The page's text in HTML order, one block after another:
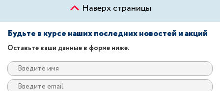
Наверх страницы
Будьте в курсе наших последних новостей и акций
Оставьте ваши данные в форме ниже.